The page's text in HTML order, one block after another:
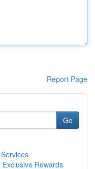
Report Page
Go
Rewards